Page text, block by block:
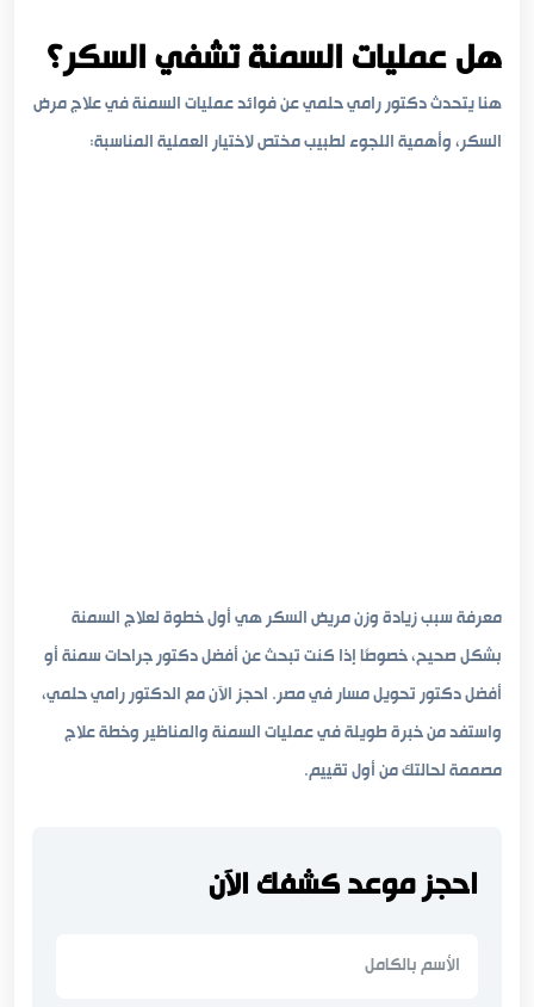
هل عمليات السمنة تشفي السكر؟
هنا يتحدث دكتور رامي حلمي عن فوائد عمليات السمنة في علاج مرض
السكر، وأهمية اللجوء لطبيب مختص لاختيار العملية المناسبة:
معرفة سبب زيادة وزن مريض السكر هي أول خطوة لعلاج السمنة
بشكل صحيح، خصوصًا إذا كنت تبحث عن أفضل دكتور جراحات سمنة أو
أفضل دكتور تحويل مسار في مصر. احجز الآن مع الدكتور رامي حلمي،
واستفد من خبرة طويلة في عمليات السمنة والمناظير وخطة علاج
مصممة لحالتك من أول تقييم.
احجز موعد كشفك الآن